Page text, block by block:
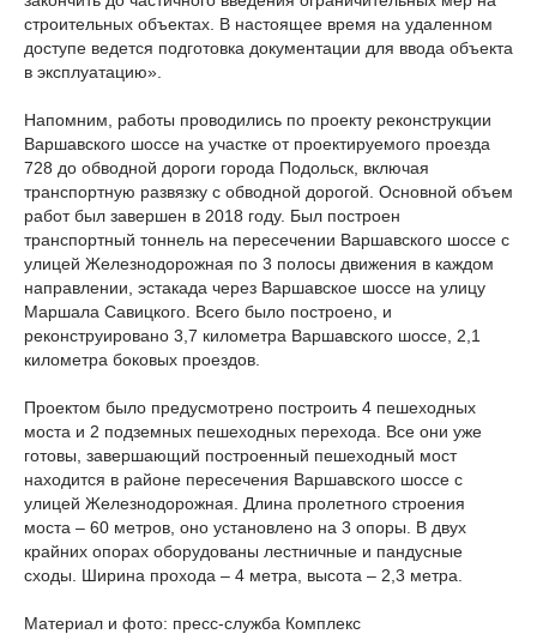
строительных объектах. В настоящее время на удаленном
доступе ведется подготовка документации для ввода объекта
в эксплуатацию».
Напомним, работы проводились по проекту реконструкции
Варшавского шоссе на участке от проектируемого проезда
728 до обводной дороги города Подольск, включая
транспортную развязку с обводной дорогой. Основной объем
работ был завершен в 2018 году. Был построен
транспортный тоннель на пересечении Варшавского шоссе с
улицей Железнодорожная по 3 полосы движения в каждом
направлении, эстакада через Варшавское шоссе на улицу
Маршала Савицкого. Всего было построено, и
реконструировано 3,7 километра Варшавского шоссе, 2,1
километра боковых проездов.
Проектом было предусмотрено построить 4 пешеходных
моста и 2 подземных пешеходных перехода. Все они уже
готовы, завершающий построенный пешеходный мост
находится в районе пересечения Варшавского шоссе с
улицей Железнодорожная. Длина пролетного строения
моста – 60 метров, оно установлено на 3 опоры. В двух
крайних опорах оборудованы лестничные и пандусные
сходы. Ширина прохода – 4 метра, высота – 2,3 метра.
Материал и фото: пресс-служба Комплекс